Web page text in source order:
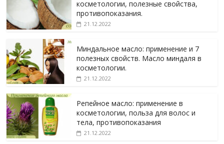
косметологии, полезные свойства,
противопоказания.
21.12.2022
Миндальное масло: применение и 7
полезных свойств. Масло миндаля в
косметологии.
21.12.2022
Репейное масло: применение в
косметологии, польза для волос и
тела, противопоказания
21.12.2022